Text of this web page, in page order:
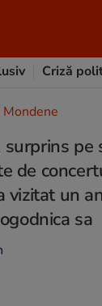
Criză
pe
de
vizitat un
sa